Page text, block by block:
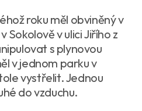
roku měl obviněný v
v ulici Jiřího z
s plynovou
v jednom parku v
vystřelit. Jednou
do vzduchu.